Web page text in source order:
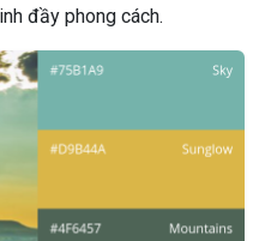
đầy phong cách.